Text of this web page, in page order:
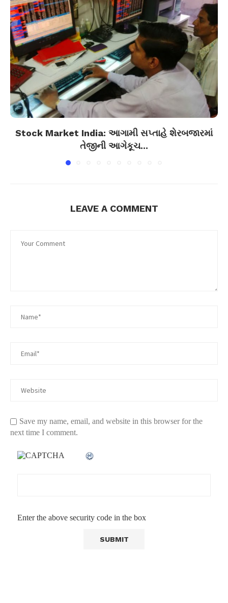
Stock Market India: આગામી સપ્તાહે શેરબજારમાં
તેજીની આગેકૂચ...
LEAVE A COMMENT
Save my name, email, and website in this browser for the
next time I comment.
Enter the above security code in the box